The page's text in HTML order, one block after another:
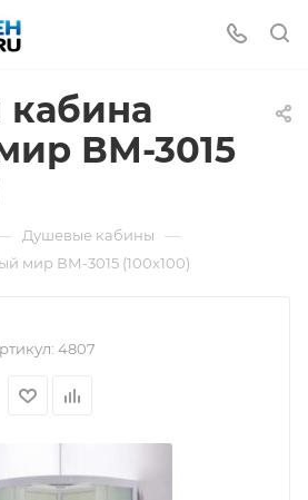
ВМ-3015
Душевые кабины —
мир ВМ-3015 (100х100)
4807